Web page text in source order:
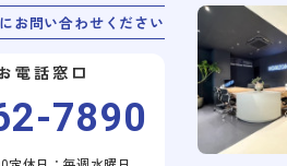
お問い合わせください
電話窓口
7890